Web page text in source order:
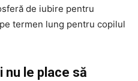
de iubire pentru
termen lung pentru copilul
nu le place să